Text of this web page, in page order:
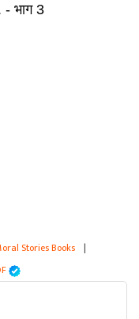
- भाग 3
Stories Books |